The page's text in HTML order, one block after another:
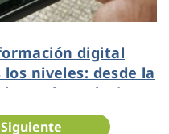
digital
niveles: desde la
las soluciones
Siguiente